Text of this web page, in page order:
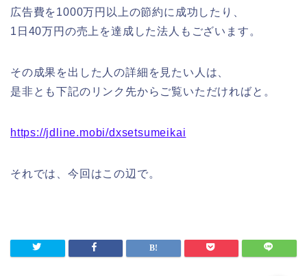
広告費を1000万円以上の節約に成功したり、
1日40万円の売上を達成した法人もございます。
その成果を出した人の詳細を見たい人は、
是非とも下記のリンク先からご覧いただければと。
https://jdline.mobi/dxsetsumeikai
それでは、今回はこの辺で。
トップ
プロフィール
電子書籍(マンガ)プレゼン